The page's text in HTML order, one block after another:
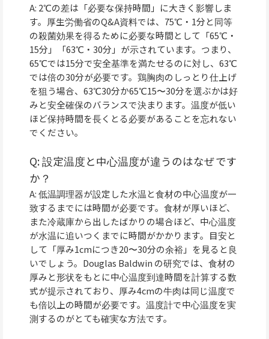
A: 2℃の差は「必要な保持時間」に大きく影響しま
す。厚生労働省のQ&A資料では、75℃・1分と同等
の殺菌効果を得るために必要な時間として「65℃・
15分」「63℃・30分」が示されています。つまり、
65℃では15分で安全基準を満たせるのに対し、63℃
では倍の30分が必要です。鶏胸肉のしっとり仕上げ
を狙う場合、63℃30分か65℃15〜30分を選ぶかは好
みと安全確保のバランスで決まります。温度が低い
ほど保持時間を長くとる必要があることを忘れない
でください。
Q: 設定温度と中心温度が違うのはなぜです
か？
A: 低温調理器が設定した水温と食材の中心温度が一
致するまでには時間が必要です。食材が厚いほど、
また冷蔵庫から出したばかりの場合ほど、中心温度
が水温に追いつくまでに時間がかかります。目安と
して「厚み1cmにつき20〜30分の余裕」を見ると良
いでしょう。Douglas Baldwin の研究では、食材の
厚みと形状をもとに中心温度到達時間を計算する数
式が提示されており、厚み4cmの牛肉は同じ温度で
も倍以上の時間が必要です。温度計で中心温度を実
測するのがとても確実な方法です。